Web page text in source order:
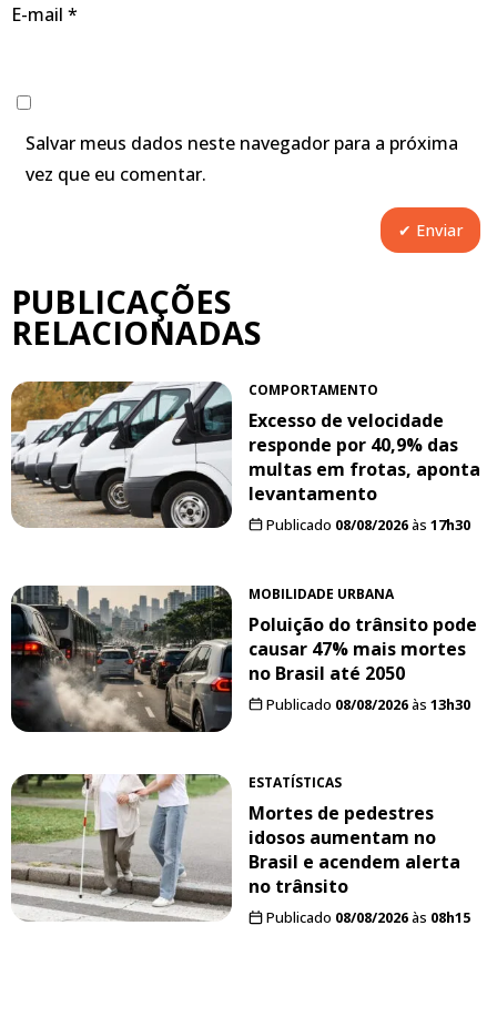
E-mail *
Salvar meus dados neste navegador para a próxima
vez que eu comentar.
PUBLICAÇÕES
RELACIONADAS
COMPORTAMENTO
Excesso de velocidade
responde por 40,9% das
multas em frotas, aponta
levantamento
Publicado 08/08/2026às 17h30
MOBILIDADE URBANA
Poluição do trânsito pode
causar 47% mais mortes
no Brasil até 2050
Publicado 08/08/2026às 13h30
ESTATÍSTICAS
Mortes de pedestres
idosos aumentam no
Brasil e acendem alerta
no trânsito
Publicado 08/08/2026às 08h15